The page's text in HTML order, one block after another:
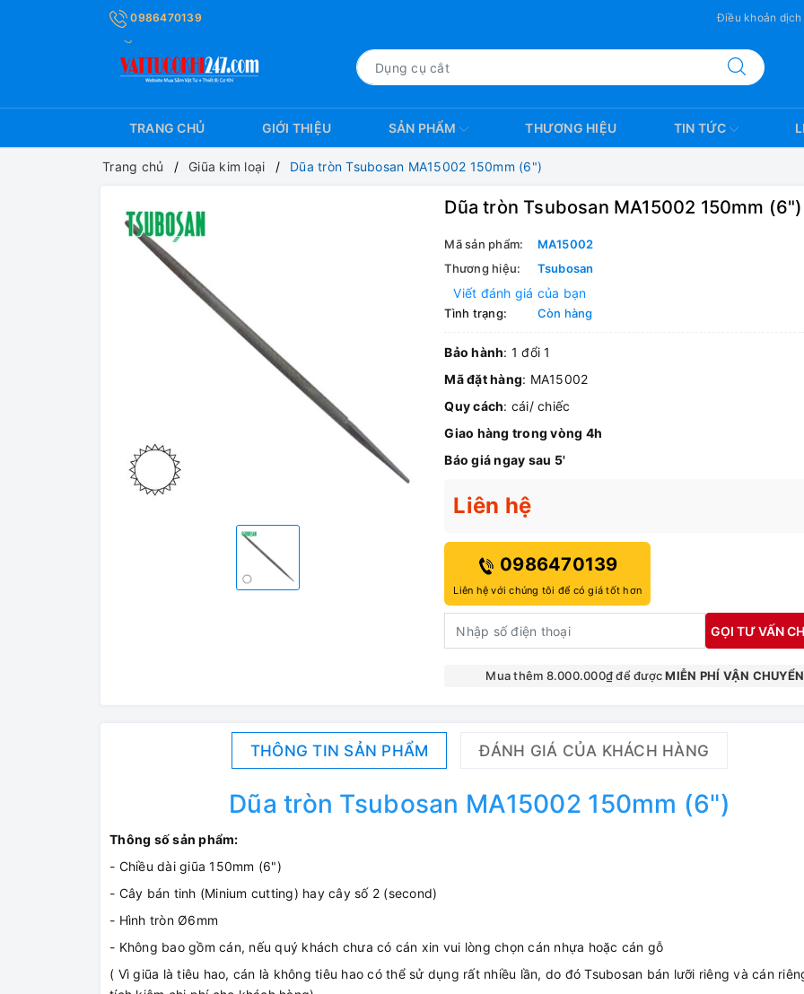
0986470139 Điều khoản dịch
TRANG CHỦ GIỚI THIỆU SẢN PHẨM THƯƠNG HIỆU TIN TỨC
Trang chủ Giũa kim loại Dũa tròn Tsubosan MA15002 150mm (6")
Dũa tròn Tsubosan MA15002 150mm (6")
Mã sản phẩm:
MA15002
Thương hiệu:
Tsubosan
Viết đánh giá của bạn
Tình trạng: Còn hàng
Bảo hành: 1 đổi 1
Mã đặt hàng: MA15002
Quy cách: cái/ chiếc
Giao hàng trong vòng 4h
Báo giá ngay sau 5'
Liên hệ
0986470139
Liên hệ với chúng tôi để có giá tốt hơn
GỌI TƯ VẤN
Mua thêm 8.000.000₫ để đượcMIỄN PHÍ VẬN CHUYỂN
THÔNG TIN SẢN PHẨM ĐÁNH GIÁ CỦA KHÁCH HÀNG
Dũa tròn Tsubosan MA15002 150mm (6")
Thông số sản phẩm:
- Chiều dài giũa 150mm (6")
- Cây bán tinh (Minium cutting) hay cây số 2 (second)
- Hình tròn Ø6mm
- Không bao gồm cán, nếu quý khách chưa có cán xin vui lòng chọn cán nhựa hoặc cán gỗ
( Vì giũa là tiêu hao, cán là không tiêu hao có thể sử dụng rất nhiều lần, do đó Tsubosan bán lưỡi riêng và cán